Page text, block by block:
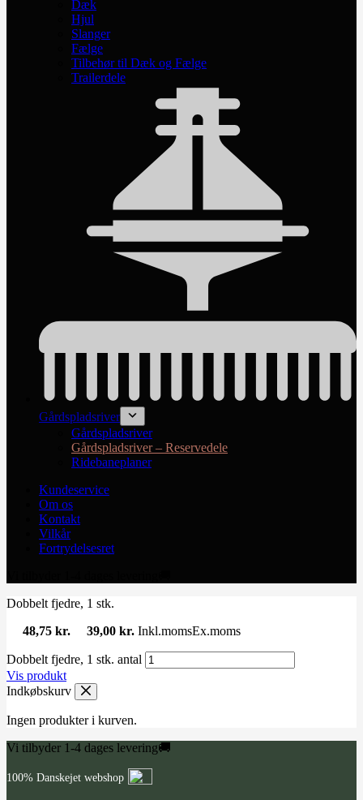
Dæk
Hjul
Slanger
Fælge
Tilbehør til Dæk og Fælge
Trailerdele
Gårdspladsriver
Gårdspladsriver
Gårdspladsriver – Reservedele
Ridebaneplaner
Kundeservice
Om os
Kontakt
Vilkår
Fortrydelsesret
Dobbelt fjedre, 1 stk.
48,75 kr. 39,00 kr. Inkl.momsEx.moms
Dobbelt fjedre, 1 stk. antal
Vis produkt
Indkøbskurv
Ingen produkter i kurven.
Vi tilbyder 1-4 dages levering🚚
100% Danskejet webshop